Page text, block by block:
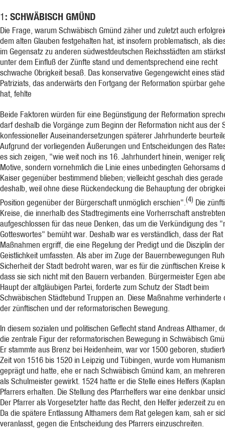
1 : SCHWÄBISCH GMÜND
Die Frage, warum Schwäbisch Gmünd zäher und zuletzt auch
dem alten Glauben festgehalten hat, ist insofern problematisch, als
im Gegensatz zu anderen südwestdeutschen Reichsstädten am
unter dem Einfluß der Zünfte stand und dementsprechend eine recht
schwache Obrigkeit besaß. Das konservative Gegengewicht eines
Patriziats, das anderwärts den Fortgang der Reformation spürbar
hat, fehlte
Beide Faktoren würden für eine Begünstigung der Reformation
darf deshalb die Vorgänge zum Beginn der Reformation nicht aus der
konfessioneller Auseinandersetzungen späterer Jahrhunderte
Aufgrund der vorliegenden Äußerungen und Entscheidungen des
es sich zeigen, "wie weit noch ins 16. Jahrhundert hinein, weniger
Motive, sondern vornehmlich die Linie eines unbedingten Gehorsams
Kaiser gegenüber bestimmend blieben; vielleicht geschah dies gerade
deshalb, weil ohne diese Rückendeckung die Behauptung der
Position gegenüber der Bürgerschaft unmöglich erschien". (4) Die
Kreise, die innerhalb des Stadtregiments eine Vorherrschaft
aufgeschlossen für das neue Denken, das um die Verkündigung des
Gotteswortes" bemüht war. Deshalb war es verständlich, dass der Rat
Maßnahmen ergriff, die eine Regelung der Predigt und die Disziplin der
Geistlichkeit umfassten. Als aber im Zuge der Bauernbewegungen
Sicherheit der Stadt bedroht waren, war es für die zünftischen Kreise
dass sie sich nicht mit den Bauern verbanden. Bürgermeister Egen
Haupt der altgläubigen Partei, forderte zum Schutz der Stadt beim
Schwäbischen Städtebund Truppen an. Diese Maßnahme verhinderte
der zünftischen und der reformatorischen Bewegung.
In diesem sozialen und politischen Geflecht stand Andreas Althamer,
die zentrale Figur der reformatorischen Bewegung in Schwäbisch
Er stammte aus Brenz bei Heidenheim, war vor 1500 geboren,
Zeit von 1516 bis 1520 in Leipzig und Tübingen, wurde vom
geprägt und hatte, ehe er nach Schwäbisch Gmünd kam, an
als Schulmeister gewirkt. 1524 hatte er die Stelle eines Helfers
Pfarrers erhalten. Die Stellung des Pfarrhelfers war eine denkbar
Der Pfarrer als Vorgesetzter hatte das Recht, den Helfer jederzeit zu
Da die spätere Entlassung Althamers dem Rat gelegen kam, sah er
veranlasst, gegen die Entscheidung des Pfarrers einzuschreiten.